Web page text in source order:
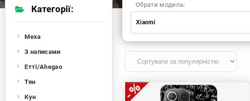
Обрати модель:
Xiaomi
Samsung
Huawei
Realme
TECNO
OnePlus
Google
Infinix
Sony
Motorola
Категорії:
Меха
З написами
Етті/Ahegao
Тян
Кун